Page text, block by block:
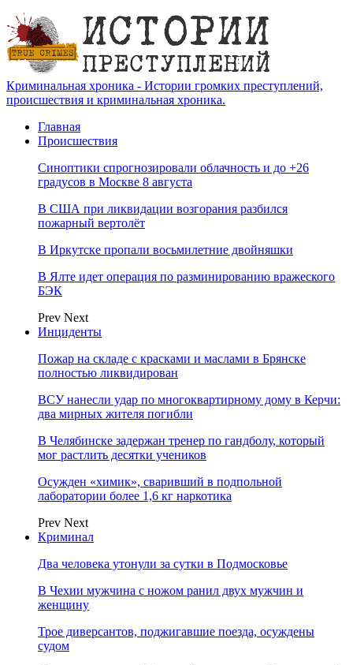
Криминальная хроника - Истории громких преступлений,
происшествия и криминальная хроника.
Главная
Происшествия
Синоптики спрогнозировали облачность и до +26
градусов в Москве 8 августа
В США при ликвидации возгорания разбился
пожарный вертолёт
В Иркутске пропали восьмилетние двойняшки
В Ялте идет операция по разминированию вражеского
БЭК
Prev Next
Инциденты
Пожар на складе с красками и маслами в Брянске
полностью ликвидирован
ВСУ нанесли удар по многоквартирному дому в Керчи:
два мирных жителя погибли
В Челябинске задержан тренер по гандболу, который
мог растлить десятки учеников
Осужден «химик», сваривший в подпольной
лаборатории более 1,6 кг наркотика
Prev Next
Криминал
Два человека утонули за сутки в Подмосковье
В Чехии мужчина с ножом ранил двух мужчин и
женщину
Трое диверсантов, поджигавшие поезда, осуждены
судом